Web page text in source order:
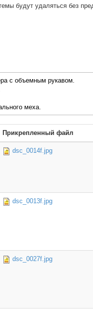
будут удаляться без
с объемным рукавом.
меха.
Прикрепленный файл
dsc_0014f.jpg
dsc_0013f.jpg
dsc_0027f.jpg